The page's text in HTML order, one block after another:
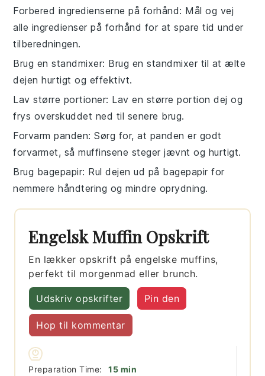
Forbered ingredienserne på forhånd: Mål og vej
alle ingredienser på forhånd for at spare tid under
tilberedningen.
Brug en standmixer: Brug en standmixer til at ælte
dejen hurtigt og effektivt.
Lav større portioner: Lav en større portiondej og
frys overskuddet ned til senere brug.
Forvarm panden: Sørg for, at panden er godt
forvarmet, såmuffinsene steger jævnt og hurtigt.
Brug bagepapir: Ruldejen ud på bagepapir for
nemmere håndtering og mindre oprydning.
Engelsk Muffin Opskrift
En lækker opskrift på engelske muffins,
perfekt til morgenmad eller brunch.
Udskriv opskrifter Pin den
Hop til kommentar
Preparation Time: 15minutter
min